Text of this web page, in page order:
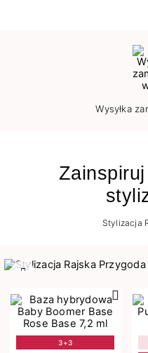
Wysyłka
Stylizacja
3+3